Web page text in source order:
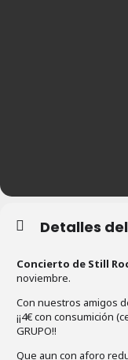
Detalles
Concierto de Still
noviembre.
Con nuestros amigos
¡¡4€ con consumición
GRUPO!!
Que aun con aforo